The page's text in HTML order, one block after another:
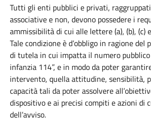
Tutti gli enti pubblici e privati,
associative e non, devono possedere i
ammissibilità di cui alle lettere (a), (b), (c)
Tale condizione è d’obbligo in ragione
di tutela in cui impatta il numero pubblico
infanzia 114”, e in modo da poter
intervento, quella attitudine, sensibilità,
capacità tali da poter assolvere
dispositivo e ai precisi compiti e azioni di
dell’avviso.